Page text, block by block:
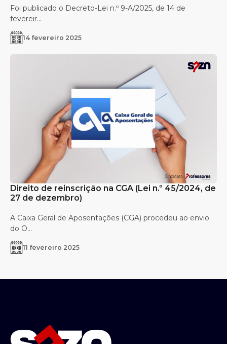
Foi publicado o Decreto-Lei n.º 9-A/2025, de 14 de
fevereir...
14 fevereiro 2025
Direito de reinscrição na CGA (Lei n.º 45/2024, de
27 de dezembro)
A Caixa Geral de Aposentações (CGA) procedeu ao envio
do O...
11 fevereiro 2025